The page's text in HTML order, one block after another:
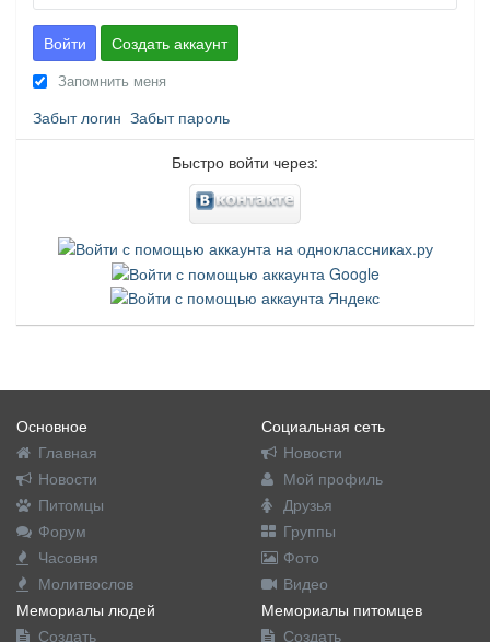
Войти Создать аккаунт
Запомнить меня
Забыт логин Забыт пароль
Быстро войти через:
Основное
Главная
Новости
Питомцы
Форум
Часовня
Молитвослов
Социальная сеть
Новости
Мой профиль
Друзья
Группы
Фото
Видео
Мемориалы людей
Создать
Мемориалы питомцев
Создать